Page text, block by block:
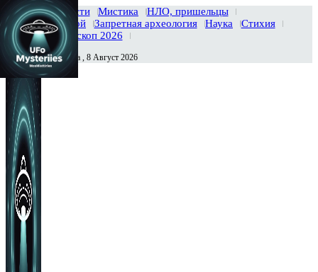
Главная Новости Мистика
НЛО, пришельцы
Тайны вселенной
Запретная археология Наука
Стихия
История
Гороскоп 2026
Сегодня Суббота , 8 Август 2026